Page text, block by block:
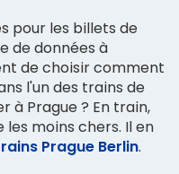
pour les billets de
de données à
de choisir comment
l'un des trains de
à Prague ? En train,
moins chers. Il en
Prague Berlin.